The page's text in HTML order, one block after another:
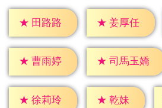
★ 田路路 ★ 姜厚任
★ 曹雨婷 ★ 司馬玉嬌
★ 徐莉玲 ★ 乾妹